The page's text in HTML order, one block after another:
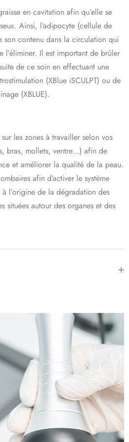
en cavitation afin qu’elle se
Ainsi, l’adipocyte (cellule de
son contenu dans la circulation qui
l’éliminer. Il est important de brûler
de ce soin en effectuant une
(XBlue iSCULPT) ou de
(XBLUE).
les zones à travailler selon vos
bras, mollets, ventre…) afin de
et améliorer la qualité de la peau.
afin d’activer le système
à l’origine de la dégradation des
situées autour des organes et des